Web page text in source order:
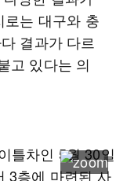
로는 대구와 충
결과가 다르
고 있다는 의